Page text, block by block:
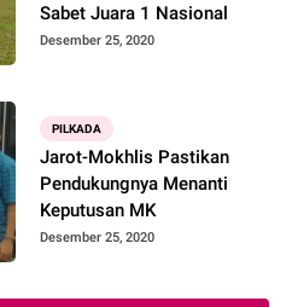
Sabet Juara 1 Nasional
Desember 25, 2020
PILKADA
Jarot-Mokhlis Pastikan
Pendukungnya Menanti
Keputusan MK
Desember 25, 2020